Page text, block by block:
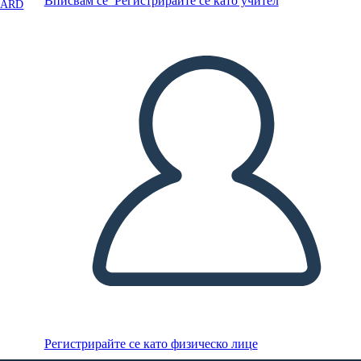
Регистрирайте се като физическо лице